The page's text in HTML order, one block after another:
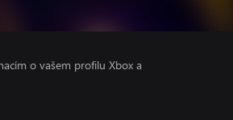
o vašem profilu Xbox a